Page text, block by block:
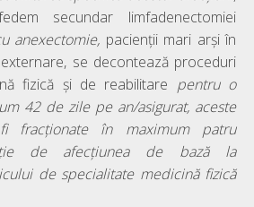
secundar limfadenectomiei
anexectomie, pacienţii mari arşi în
se decontează proceduri
fizică şi de reabilitare pentru o
42 de zile pe an/asigurat, aceste
fracţionate în maximum patru
de afecţiunea de bază la
de specialitate medicină fizică